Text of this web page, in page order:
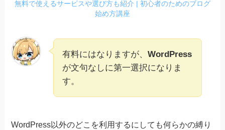
無料で使えるサービスや選び方も紹介 | 初心者のためのブログ
始め方講座
有料にはなりますが、WordPress
が文句なしに第一選択になりま
す。
WordPress以外のどこを利用するにしても何らかの縛り